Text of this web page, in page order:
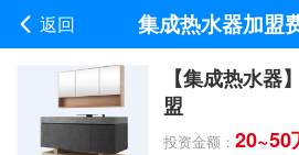
返回 集成热水器加盟
【集成热水器
盟
投资金额： 20~50